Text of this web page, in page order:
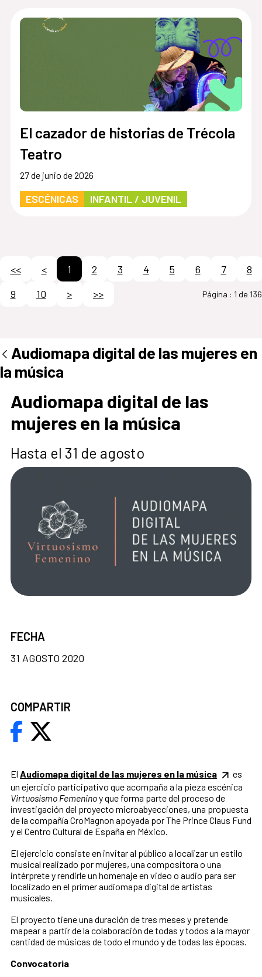
El cazador de historias de Trécola
Teatro
27 de junio de 2026
ESCÉNICAS INFANTIL / JUVENIL
<< < 1 2 3 4 5 6 7
8
9
10 > >> Página : 1 de 136
Audiomapa digital de las mujeres en
la música
Audiomapa digital de las
mujeres en la música
Hasta el 31 de agosto
El Audiomapa digital de las mujeres en la música
es
un ejercicio participativo que acompaña a la pieza escénica
Virtuosismo Femeninoy que forma parte del proceso de
investigación del proyecto microabyecciones, una propuesta
de la compañía CroMagnon apoyada por The Prince Claus Fund
y el Centro Cultural de España en México.
El ejercicio consiste en invitar al público a localizar un estilo
musical realizado por mujeres, una compositora o una
intérprete y rendirle un homenaje en video o audio para ser
localizado en el primer audiomapa digital de artistas
musicales.
El proyecto tiene una duración de tres meses y pretende
mapear a partir de la colaboración de todas y todos a la mayor
cantidad de músicas de todo el mundo y de todas las épocas.
Convocatoria
FECHA
31 AGOSTO 2020
COMPARTIR